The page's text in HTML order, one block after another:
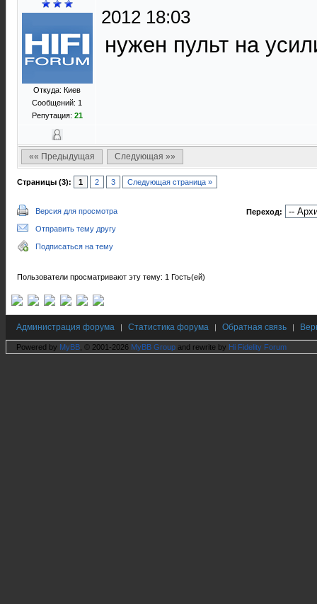
Откуда: Киев
Сообщений: 1
Репутация: 21
2012 18:03
нужен пульт на
«« Предыдущая Следующая »»
Страницы (3): 1 2 3 Следующая страница »
Версия для просмотра
Отправить тему другу
Подписаться на тему
Переход:
Пользователи просматривают эту тему: 1 Гость(ей)
Администрация форума | Статистика форума | Обратная связь |
Powered by MyBB , © 2001-2026 MyBB Group and rewrite by Hi Fidelity Forum